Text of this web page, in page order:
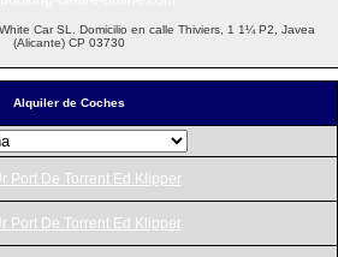
Alquiler de Coches
Port De Torrent Ed Klipper
Port De Torrent Ed Klipper
Car SL. Domicilio en calle Thiviers, 1 1¼ P2, Javea
(Alicante) CP 03730